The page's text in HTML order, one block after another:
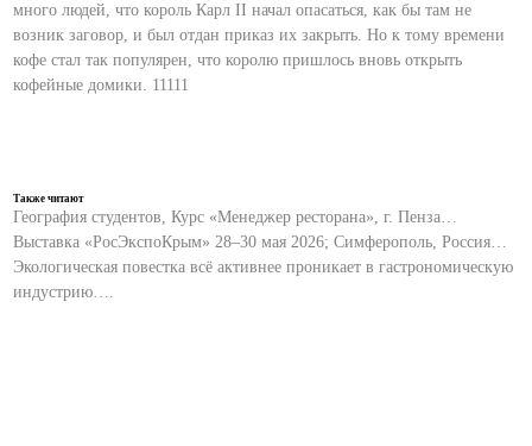
много людей, что король Карл II начал опасаться, как бы там не
возник заговор, и был отдан приказ их закрыть. Но к тому времени
кофе стал так популярен, что королю пришлось вновь открыть
кофейные домики. 11111
Также читают
География студентов, Курс «Менеджер ресторана», г. Пенза…
Выставка «РосЭкспоКрым» 28–30 мая 2026; Симферополь, Россия…
Экологическая повестка всё активнее проникает в гастрономическую
индустрию….